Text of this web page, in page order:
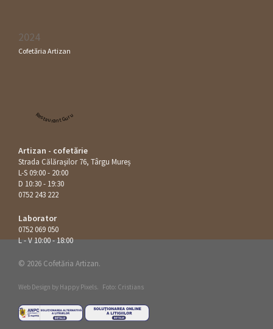
2024
Cofetăria Artizan
Restaurant Guru
Artizan - cofetărie
Strada Călăraşilor 76, Târgu Mureș
L-S 09:00 - 20:00
D 10:30 - 19:30
0752 243 222
Laborator
0752 069 050
L - V 10:00 - 18:00
© 2026 Cofetăria Artizan.
Web Design by Happy Pixels. Foto: Cristians